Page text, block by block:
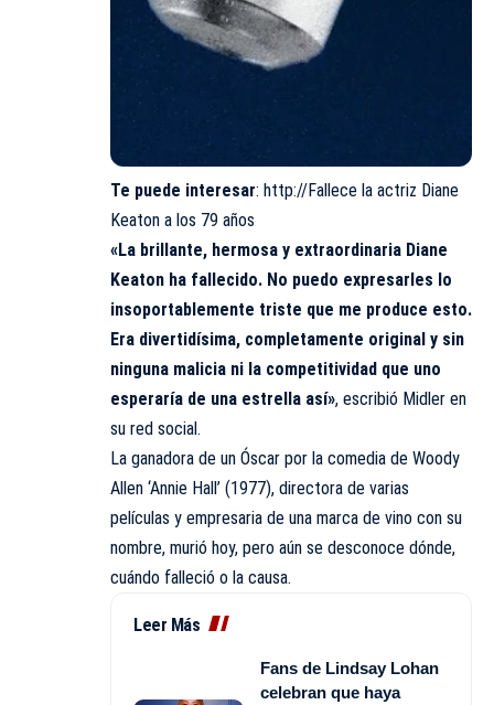
Te puede interesar: http://Fallece la actriz Diane
Keaton a los 79 años
«La brillante, hermosa y extraordinaria Diane
Keaton ha fallecido. No puedo expresarles lo
insoportablemente triste que me produce esto.
Era divertidísima, completamente original y sin
ninguna malicia ni la competitividad que uno
esperaría de una estrella así», escribió Midler en
su red social.
La ganadora de un Óscar por la comedia de Woody
Allen ‘Annie Hall’ (1977), directora de varias
películas y empresaria de una marca de vino con su
nombre, murió hoy, pero aún se desconoce dónde,
cuándo falleció o la causa.
Leer Más
Fans de Lindsay Lohan
celebran que haya